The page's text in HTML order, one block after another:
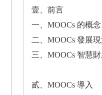
壹、前言
一、MOOCs 的概念
二、MOOCs 發展
三、MOOCs 智慧
貳、MOOCs 導入